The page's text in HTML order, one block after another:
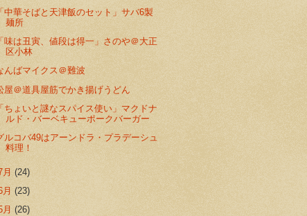
「中華そばと天津飯のセット」サバ6製
麺所
「味は丑寅、値段は得一」さのや＠大正
区小林
んばマイクス＠難波
屋＠道具屋筋でかき揚げうどん
「ちょいと謎なスパイス使い」マクドナ
ルド・バーベキューポークバーガー
ルコバ49はアーンドラ・プラデーシュ
料理！
月(24)
月(23)
月(26)